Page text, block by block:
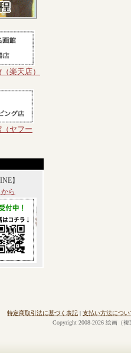
楽天店）
ヤフー
】
ら
特定商取引法に基づく表記 | 支払い方法につい
Copyright 2008-2026 絵画（